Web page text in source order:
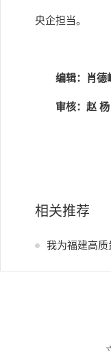
央企担当。
编辑：肖德
审核：赵 杨
相关推荐